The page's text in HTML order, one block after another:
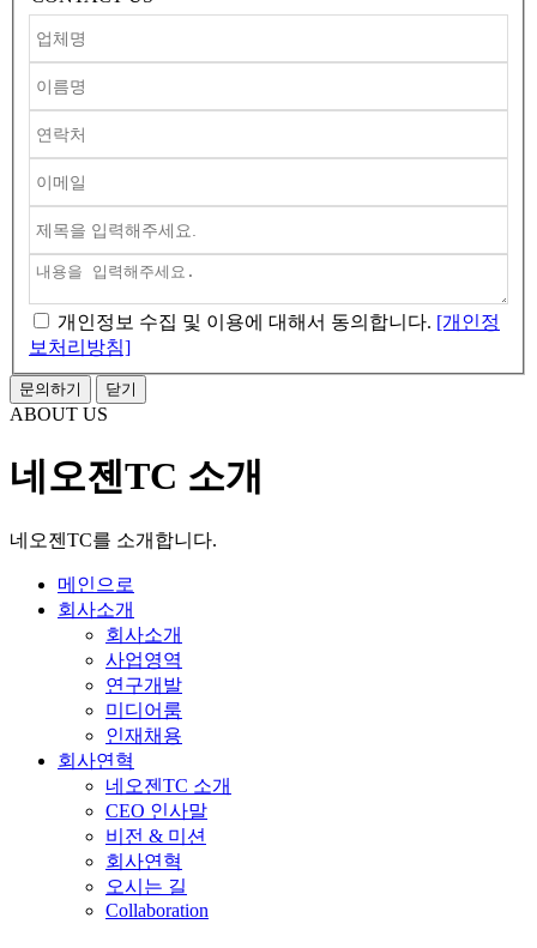
개인정보 수집 및 이용에 대해서 동의합니다. [개인정
보처리방침]
문의하기 닫기
ABOUT US
네오젠TC 소개
네오젠TC를 소개합니다.
메인으로
회사소개
회사소개
사업영역
연구개발
미디어룸
인재채용
회사연혁
네오젠TC 소개
CEO 인사말
비전 & 미션
회사연혁
오시는 길
Collaboration